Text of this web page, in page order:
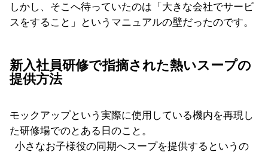
しかし、そこへ待っていたのは「大きな会社でサービ
スをすること」というマニュアルの壁だったのです。
新入社員研修で指摘された熱いスープの
提供方法
モックアップという実際に使用している機内を再現し
た研修場でのとある日のこと。
小さなお子様役の同期へスープを提供するというの